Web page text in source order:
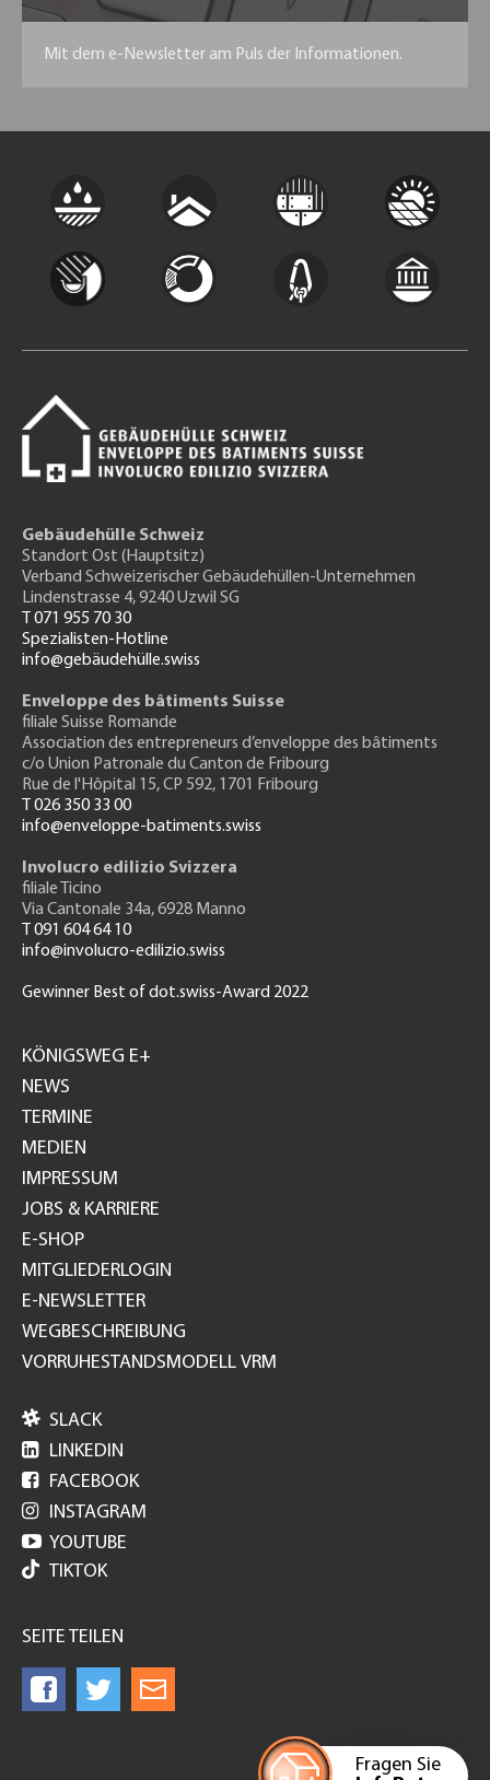
Mit dem e-Newsletter am Puls der Informationen.
Fragen Sie
Gebäudehülle Schweiz
Standort Ost (Hauptsitz)
Verband Schweizerischer Gebäudehüllen-Unternehmen
Lindenstrasse 4, 9240 Uzwil SG
T 071 955 70 30
Spezialisten-Hotline
info@gebäudehülle.swiss
Enveloppe des bâtiments Suisse
filiale Suisse Romande
Association des entrepreneurs d’enveloppe des bâtiments
c/o Union Patronale du Canton de Fribourg
Rue de l'Hôpital 15, CP 592, 1701 Fribourg
T 026 350 33 00
info@enveloppe-batiments.swiss
Involucro edilizio Svizzera
filiale Ticino
Via Cantonale 34a, 6928 Manno
T 091 604 64 10
info@involucro-edilizio.swiss
Gewinner Best of dot.swiss-Award 2022
GH
KÖNIGSWEG E+
NEWS
TERMINE
MEDIEN
IMPRESSUM
JOBS & KARRIERE
E-SHOP
MITGLIEDERLOGIN
E-NEWSLETTER
WEGBESCHREIBUNG
VORRUHESTANDSMODELL VRM
 SLACK
 LINKEDIN
 FACEBOOK
 INSTAGRAM
 YOUTUBE
TIKTOK
SEITE TEILEN